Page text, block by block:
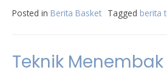
Posted in Berita Basket Tagged berita
Teknik